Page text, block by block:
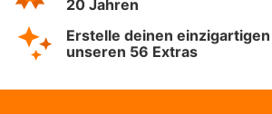
20 Jahren
Erstelle deinen
unseren 56 Extras